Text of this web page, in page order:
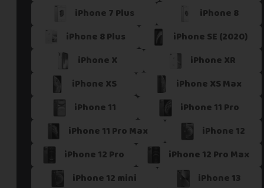
Si vous ne trouvez pas une offre correspondant aux
Vous pouvez éventuellement nous contacter.
iPhone 7 Plus
iPhone 8
iPhone 8 Plus
iPhone SE (2020)
iPhone X
iPhone XR
iPhone XS
iPhone XS Max
iPhone 11
iPhone 11 Pro
iPhone 11 Pro Max
iPhone 12
iPhone 12 Pro
iPhone 12 Pro Max
iPhone 12 mini
iPhone 13